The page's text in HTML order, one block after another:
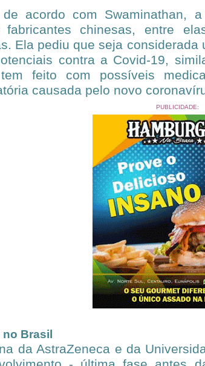
acordo com Swaminathan,
fabricantes chinesas, entre
Ela pediu que seja considerada
contra a Covid-19,
feito com possíveis
causada pelo novo
PUBLICIDADE:
Brasil
da AstraZeneca e da